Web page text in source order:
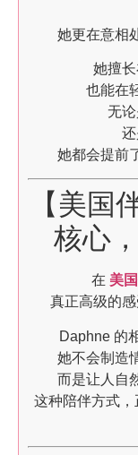
她更在意相
她擅
也能在
无
她都会提前
【美国
核心
在 美
真正高级的
Daphne 的
她不会制造
而是让人自
这种陪伴方式，